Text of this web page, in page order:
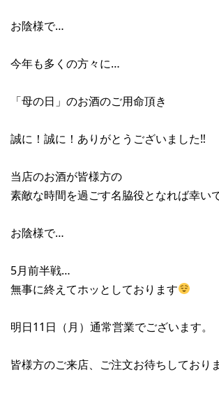
お陰様で…
今年も多くの方々に…
「母の日」のお酒のご用命頂き
誠に！誠に！ありがとうございました‼︎
当店のお酒が皆様方の
素敵な時間を過ごす名脇役となれば幸い
お陰様で…
5月前半戦…
無事に終えてホッとしております
明日11日（月）通常営業でございます。
皆様方のご来店、ご注文お待ちしておりま